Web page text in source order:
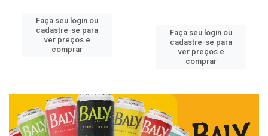
Faça seu login ou
cadastre-se para
ver preços e
comprar
Faça seu login ou
cadastre-se para
ver preços e
comprar